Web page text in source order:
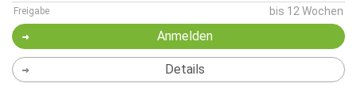
Freigabe bis 12 Wochen
Anmelden
Details